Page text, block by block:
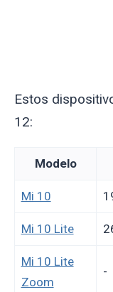
Estos
12:
Modelo
Mi 10
Mi 10 Lite
Mi 10 Lite
Zoom
-